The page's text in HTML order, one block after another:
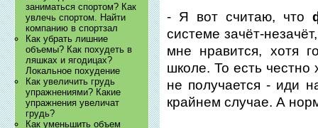
заниматься спортом? Как
увлечь спортом. Найти
компанию в спортзал
Как убрать лишние
объемы? Как похудеть в
ляшках и ягодицах?
Локальное похудение
Как увеличить грудь
упражнениями? Какие
упражнения увеличат
грудь?
Как уменьшить объем
- Я вот считаю, что
системе зачёт-
мне нравится, хотя
школе. То есть
не получается - иди
крайнем случае. А